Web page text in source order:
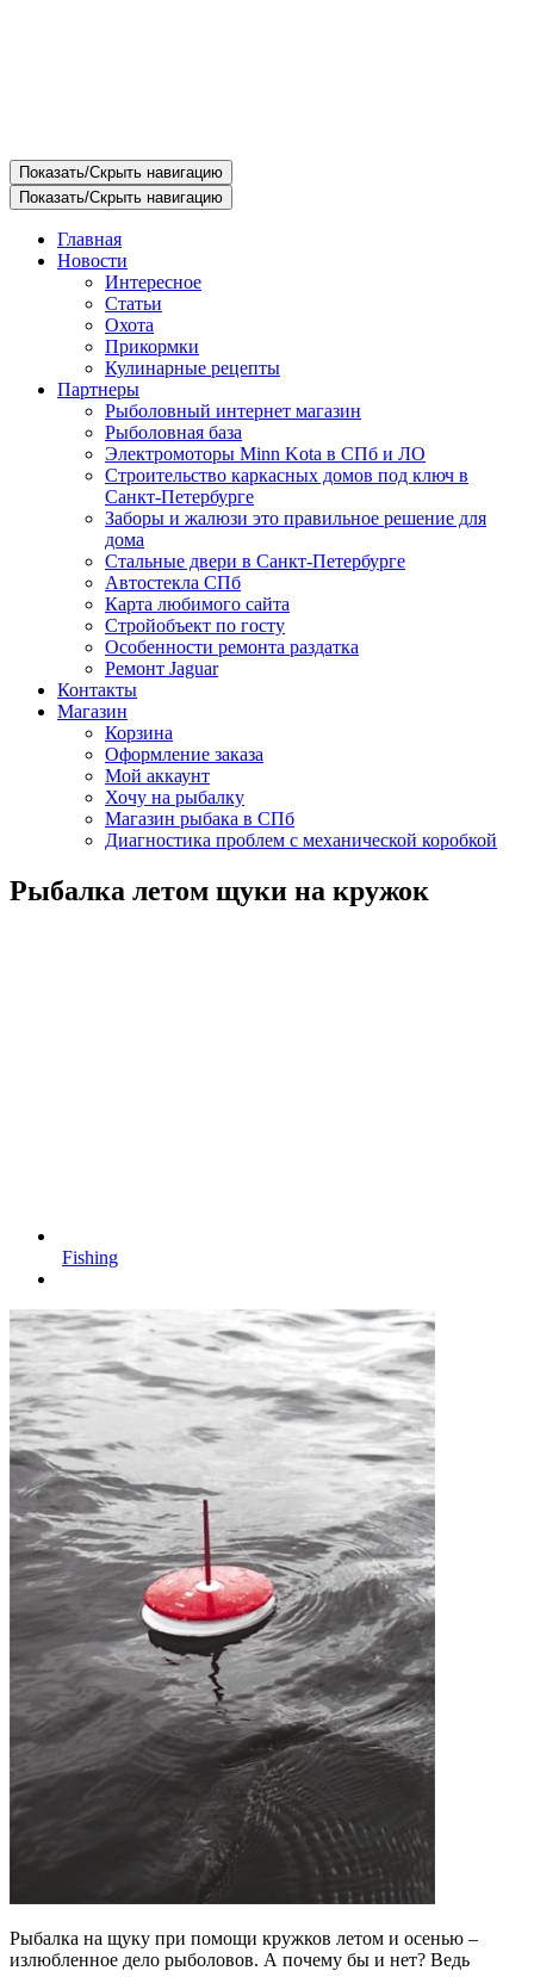
Показать/Скрыть навигацию
Показать/Скрыть навигацию
Главная
Новости
Интересное
Статьи
Охота
Прикормки
Кулинарные рецепты
Партнеры
Рыболовный интернет магазин
Рыболовная база
Электромоторы Minn Kota в СПб и ЛО
Строительство каркасных домов под ключ в
Санкт-Петербурге
Заборы и жалюзи это правильное решение для
дома
Стальные двери в Санкт-Петербурге
Автостекла СПб
Карта любимого сайта
Стройобъект по госту
Особенности ремонта раздатка
Ремонт Jaguar
Контакты
Магазин
Корзина
Оформление заказа
Мой аккаунт
Хочу на рыбалку
Магазин рыбака в СПб
Диагностика проблем с механической коробкой
Рыбалка летом щуки на кружок
Fishing
Рыбалка на щуку при помощи кружков летом и осенью –
излюбленное дело рыболовов. А почему бы и нет? Ведь